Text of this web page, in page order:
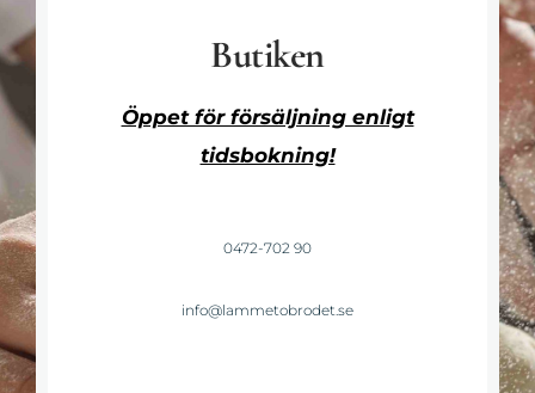
Butiken
Öppet för försäljning enligt
tidsbokning!
0472-702 90
info@lammetobrodet.se